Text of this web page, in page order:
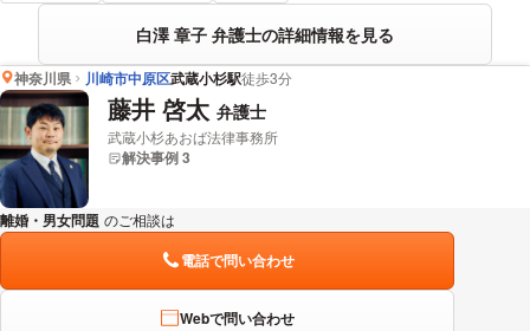
白澤 章子 弁護士の詳細情報を見る
神奈川県 川崎市中原区武蔵小杉駅徒歩3分
藤井 啓太 弁護士
武蔵小杉あおば法律事務所
解決事例 3
離婚・男女問題 のご相談は
電話で問い合わせ
Webで問い合わせ